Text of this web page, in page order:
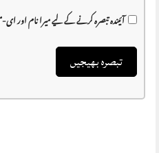
آئیندہ تبصرہ کرنے کے لیے میرا نام اور